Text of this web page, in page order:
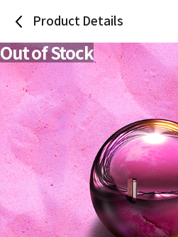
Product Details
Out of Stock